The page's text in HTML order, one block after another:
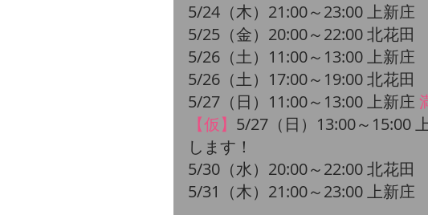
5/24（木）21:00～23:00 上新庄​
5/25（金）20:00～22:00 北花田​
5/26（土）11:00～13:00 上新庄​
5/26（土）17:00～19:00 北花田
​5/27（日）11:00～13:00 上新庄
【仮】 5/27（日）13:00～15:00
します！
​5/30（水）20:00～22:00 北花田
​5/31（木）21:00～23:00 上新庄